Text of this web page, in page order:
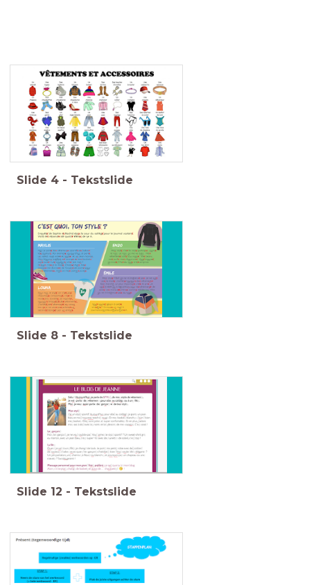
Slide 4 - Tekstslide
Slide 8 - Tekstslide
Slide 12 - Tekstslide